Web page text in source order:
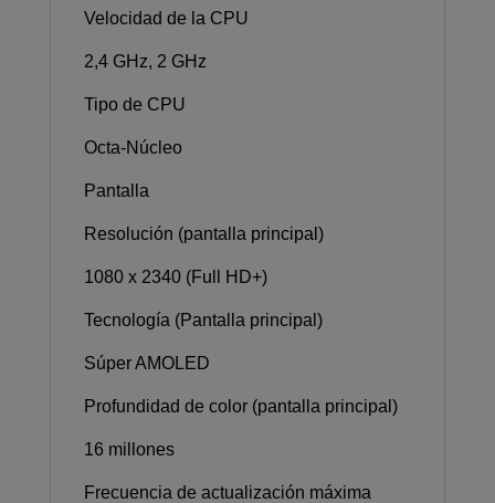
Velocidad de la CPU
2,4 GHz, 2 GHz
Tipo de CPU
Octa-Núcleo
Pantalla
Resolución (pantalla principal)
1080 x 2340 (Full HD+)
Tecnología (Pantalla principal)
Súper AMOLED
Profundidad de color (pantalla principal)
16 millones
Frecuencia de actualización máxima